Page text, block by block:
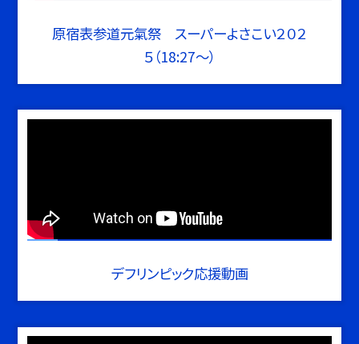
原宿表参道元氣祭 スーパーよさこい２０２
５（18:27～）
デフリンピック応援動画